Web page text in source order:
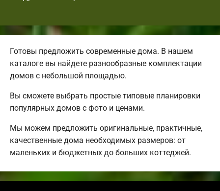
Готовы предложить современные дома. В нашем
каталоге вы найдете разнообразные комплектации
домов с небольшой площадью.
Вы сможете выбрать простые типовые планировки
популярных домов с фото и ценами.
Мы можем предложить оригинальные, практичные,
качественные дома необходимых размеров: от
маленьких и бюджетных до больших коттеджей.